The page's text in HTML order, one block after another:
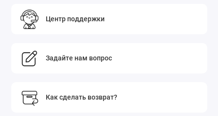
Центр поддержки
Задайте нам вопрос
Как сделать возврат?